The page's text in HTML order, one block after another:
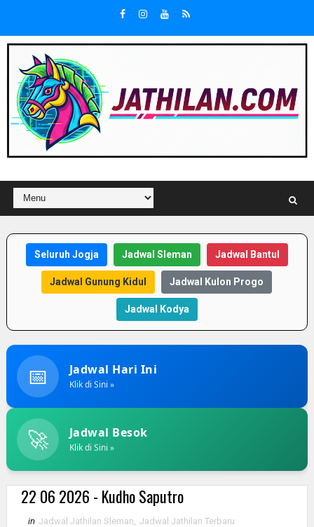
Seluruh Jogja Jadwal Sleman Jadwal Bantul
Jadwal Gunung Kidul Jadwal Kulon Progo
Jadwal Kodya
📅 Jadwal Hari Ini
Klik di Sini »
🚀 Jadwal Besok
Klik di Sini »
22 06 2026 - Kudho Saputro
in Jadwal Jathilan Sleman Jadwal Jathilan Terbaru